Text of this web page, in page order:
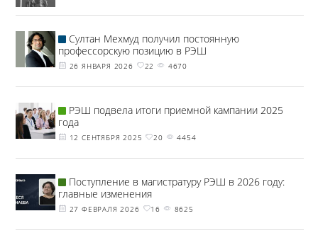
Султан Мехмуд получил постоянную
профессорскую позицию в РЭШ
26 ЯНВАРЯ 2026 22 4670
РЭШ подвела итоги приемной кампании 2025
года
12 СЕНТЯБРЯ 2025 20 4454
Поступление в магистратуру РЭШ в 2026 году:
главные изменения
27 ФЕВРАЛЯ 2026 16 8625